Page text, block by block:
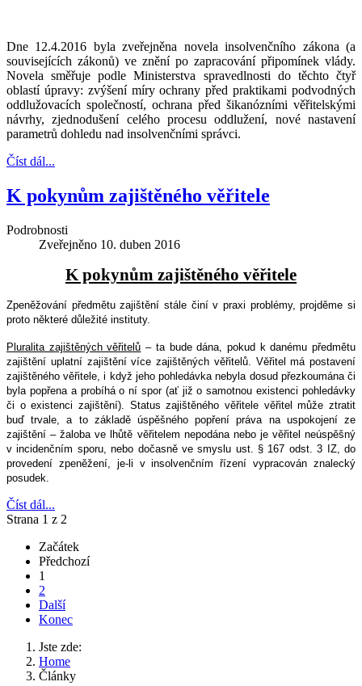
Dne 12.4.2016 byla zveřejněna novela insolvenčního zákona (a
souvisejících zákonů) ve znění po zapracování připomínek vlády.
Novela směřuje podle Ministerstva spravedlnosti do těchto čtyř
oblastí úpravy: zvýšení míry ochrany před praktikami podvodných
oddlužovacích společností, ochrana před šikanózními věřitelskými
návrhy, zjednodušení celého procesu oddlužení, nové nastavení
parametrů dohledu nad insolvenčními správci.
Číst dál...
K pokynům zajištěného věřitele
Podrobnosti
Zveřejněno 10. duben 2016
K pokynům zajištěného věřitele
Zpeněžování předmětu zajištění stále činí v praxi problémy, projděme si
proto některé důležité instituty.
Pluralita zajištěných věřitelů – ta bude dána, pokud k danému předmětu
zajištění uplatní zajištění více zajištěných věřitelů. Věřitel má postavení
zajištěného věřitele, i když jeho pohledávka nebyla dosud přezkoumána či
byla popřena a probíhá o ní spor (ať již o samotnou existenci pohledávky
či o existenci zajištění). Status zajištěného věřitele věřitel může ztratit
buď trvale, a to základě úspěšného popření práva na uspokojení ze
zajištění – žaloba ve lhůtě věřitelem nepodána nebo je věřitel neúspěšný
v incidenčním sporu, nebo dočasně ve smyslu ust. § 167 odst. 3 IZ, do
provedení zpeněžení, je-li v insolvenčním řízení vypracován znalecký
posudek.
Číst dál...
Strana 1 z 2
Začátek
Předchozí
1
2
Další
Konec
Jste zde:
Home
Články